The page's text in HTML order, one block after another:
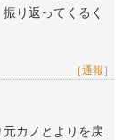
り返ってくるく
［通報］
カノとよりを戻